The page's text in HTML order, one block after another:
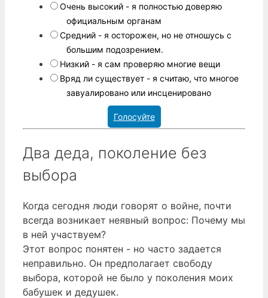
Очень высокий - я полностью доверяю
официальным органам
Средний - я осторожен, но не отношусь с
большим подозрением.
Низкий - я сам проверяю многие вещи
Вряд ли существует - я считаю, что многое
завуалировано или инсценировано
Голосуйте
Два деда, поколение без
выбора
Когда сегодня люди говорят о войне, почти
всегда возникает неявный вопрос: Почему мы
в ней участвуем?
Этот вопрос понятен - но часто задается
неправильно. Он предполагает свободу
выбора, которой не было у поколения моих
бабушек и дедушек.